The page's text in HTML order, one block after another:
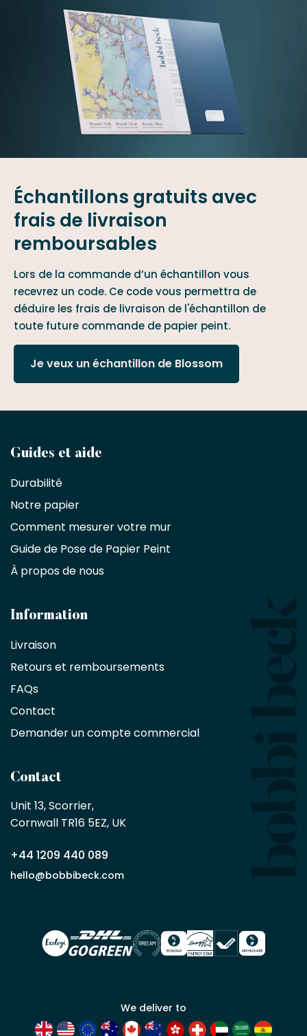
Échantillons gratuits avec
frais de livraison
remboursables
Lors de la commande d’un échantillon vous
recevrez un code. Ce code vous permettra de
déduire les frais de livraison de l'échantillon de
toute future commande de papier peint.
Je veux un échantillon de Blossom
Devenez
partenaire
commercial
Décorateurs
d'intérieur,
designers
architectes
d'une
exclusive
de
%
sur
sans
minimum
en
partenaire
commercial
Demander
un compte
Guides et aide
Durabilité
Notre papier
Comment mesurer votre mur
Guide de Pose de Papier Peint
À propos de nous
Information
Livraison
Retours et remboursements
FAQs
Contact
Demander un compte commercial
Contact
Unit 13, Scorrier,
Cornwall TR16 5EZ, UK
+44 1209 440 089
hello@bobbibeck.com
We deliver to